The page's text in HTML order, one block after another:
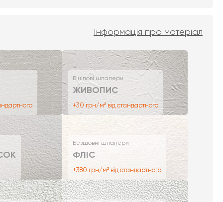
Інформація про матеріал
Вінілові шпалери
ЖИВОПИС
+30 грн/м² від стандартного
Безшовні шпалери
ФЛІС
+380 грн/м² від стандартного